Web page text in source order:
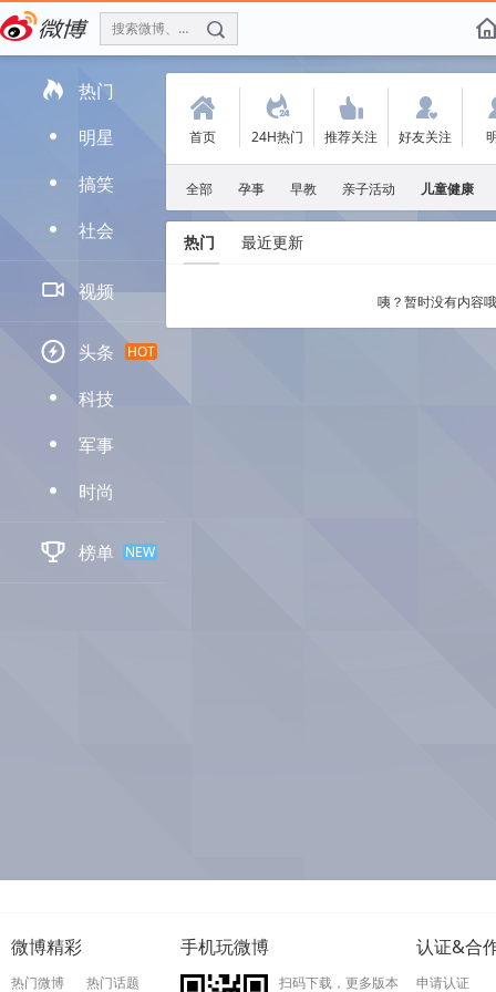
搜索微博、找人 f
 热门
D 明星
D 搞笑
D 社会
 视频
 头条 HOT
D 科技
D 军事
D 时尚
 榜单 NEW
(
首页
.
24H热门
'
推荐关注
:
好友关注
全部 孕事 早教 亲子活动 儿童健康
热门 最近更新
咦？暂时没有内容
微博精彩
热门微博 热门话题
手机玩微博
扫码下载，更多版本
认证&合
申请认证